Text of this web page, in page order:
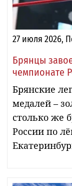
27 июля 2026,
Брянцы
чемпионате
Брянские
медалей –
столько же
России по